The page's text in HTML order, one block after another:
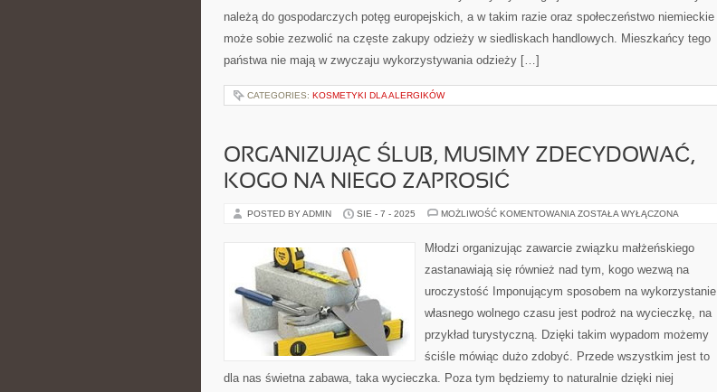
należą do gospodarczych potęg europejskich, a w takim razie oraz społeczeństwo niemieckie
może sobie zezwolić na częste zakupy odzieży w siedliskach handlowych. Mieszkańcy tego
państwa nie mają w zwyczaju wykorzystywania odzieży […]
CATEGORIES: KOSMETYKI DLA ALERGIKÓW
ORGANIZUJĄC ŚLUB, MUSIMY ZDECYDOWAĆ,
KOGO NA NIEGO ZAPROSIĆ
POSTED BY ADMIN SIE - 7 - 2025 MOŻLIWOŚĆ KOMENTOWANIA ORGANIZUJĄC
ZDECYDOWAĆ,
KOGO
NIEGO
ZOSTAŁA WYŁĄCZONA
Młodzi organizując zawarcie związku małżeńskiego
zastanawiają się również nad tym, kogo wezwą na
uroczystość Imponującym sposobem na wykorzystanie
własnego wolnego czasu jest podroż na wycieczkę, na
przykład turystyczną. Dzięki takim wypadom możemy
ściśle mówiąc dużo zdobyć. Przede wszystkim jest to
dla nas świetna zabawa, taka wycieczka. Poza tym będziemy to naturalnie dzięki niej